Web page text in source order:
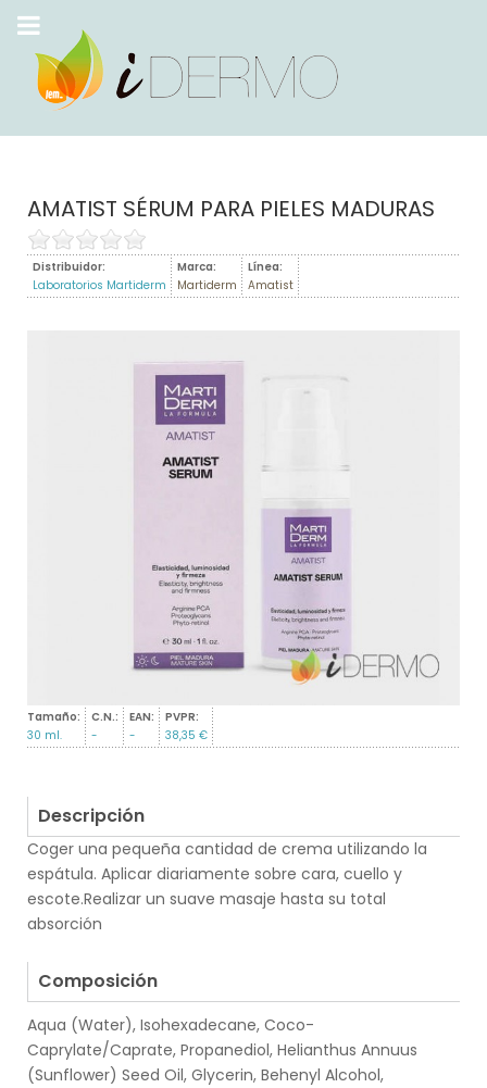
AMATIST SÉRUM PARA PIELES MADURAS
Distribuidor:
Laboratorios Martiderm
Marca:
Martiderm
Línea:
Amatist
Tamaño:
30 ml.
C.N.:
-
EAN:
-
PVPR:
38,35 €
Descripción
Coger una pequeña cantidad de crema utilizando la
espátula. Aplicar diariamente sobre cara, cuello y
escote.Realizar un suave masaje hasta su total
absorción
Composición
Aqua (Water), Isohexadecane, Coco-
Caprylate/Caprate, Propanediol, Helianthus Annuus
(Sunflower) Seed Oil, Glycerin, Behenyl Alcohol,